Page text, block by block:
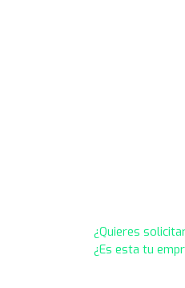
¿Quieres
¿Es esta tu